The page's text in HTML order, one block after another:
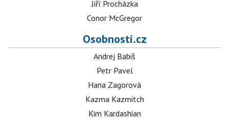
Jiří Procházka
Conor McGregor
Osobnosti.cz
Andrej Babiš
Petr Pavel
Hana Zagorová
Kazma Kazmitch
Kim Kardashian